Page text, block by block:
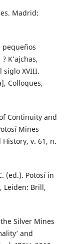
Madrid:
pequeños
K’ajchas,
siglo XVIII.
Colloques,
Continuity and
Mines
v. 61, n.
(ed.). Potosí in
Leiden: Brill,
the Silver Mines
and